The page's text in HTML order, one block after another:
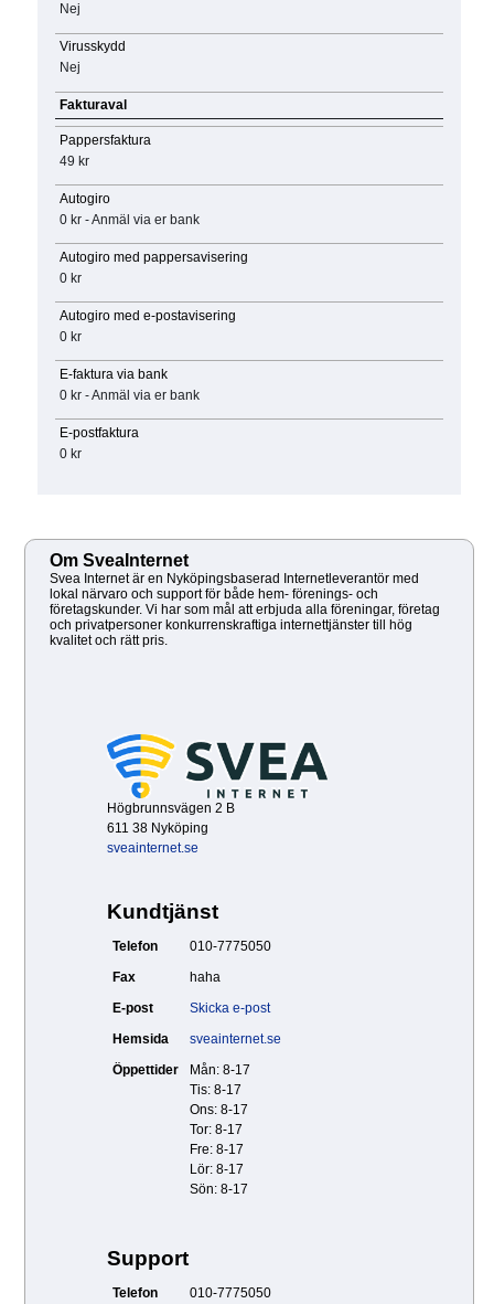
Nej
Virusskydd
Nej
Fakturaval
Pappersfaktura
49 kr
Autogiro
0 kr - Anmäl via er bank
Autogiro med pappersavisering
0 kr
Autogiro med e-postavisering
0 kr
E-faktura via bank
0 kr - Anmäl via er bank
E-postfaktura
0 kr
Om SveaInternet
Svea Internet är en Nyköpingsbaserad Internetleverantör med
lokal närvaro och support för både hem- förenings- och
företagskunder. Vi har som mål att erbjuda alla föreningar, företag
och privatpersoner konkurrenskraftiga internettjänster till hög
kvalitet och rätt pris.
Högbrunnsvägen 2 B
611 38 Nyköping
sveainternet.se
Kundtjänst
Telefon
010-7775050
Fax
haha
E-post
Skicka e-post
Hemsida
sveainternet.se
Öppettider
Mån: 8-17
Tis: 8-17
Ons: 8-17
Tor: 8-17
Fre: 8-17
Lör: 8-17
Sön: 8-17
Support
Telefon 010-7775050